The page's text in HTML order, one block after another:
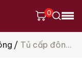
0
Tủ cấp đông Mitsubishi MF-U14H-B 144L Nội địa Nhật